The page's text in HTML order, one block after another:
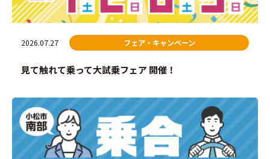
2026.07.27 フェア・キャンペーン
見て触れて乗って大試乗フェア 開催！